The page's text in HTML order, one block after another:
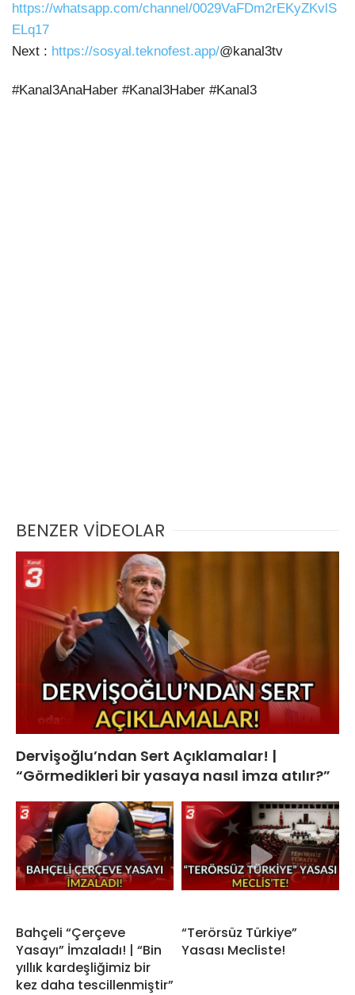
https://whatsapp.com/channel/0029VaFDm2rEKyZKvlS
ELq17
Next : https://sosyal.teknofest.app/@kanal3tv
#Kanal3AnaHaber #Kanal3Haber #Kanal3
BENZER VİDEOLAR
Dervişoğlu’ndan Sert Açıklamalar! |
“Görmedikleri bir yasaya nasıl imza atılır?”
Bahçeli “Çerçeve
Yasayı” İmzaladı! | “Bin
yıllık kardeşliğimiz bir
kez daha tescillenmiştir”
“Terörsüz Türkiye”
Yasası Mecliste!